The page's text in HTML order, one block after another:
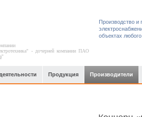
- дочерней компании ПАО
"
Производство и
объектах
Продукция Производители